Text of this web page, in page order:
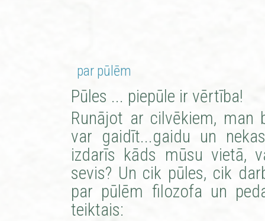
par pūlēm
Pūles ... piepūle ir vērtība!
Runājot ar cilvēkiem, man
var gaidīt...gaidu un
izdarīs kāds mūsu vietā,
sevis? Un cik pūles, cik
par pūlēm filozofa un
teiktais: